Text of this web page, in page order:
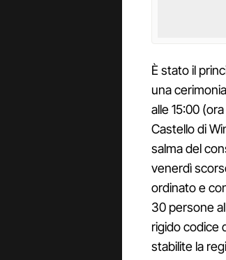
È stato il
una
alle 15:00
Castello di
salma del
venerdì
ordinato e
30 persone
rigido codice
stabilite la